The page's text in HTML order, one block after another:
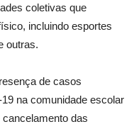
coletivas que
incluindo esportes
outras.
de casos
na comunidade escolar
das